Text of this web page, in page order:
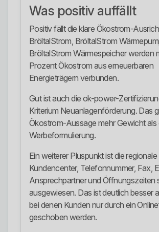
Was positiv auffällt
Positiv fällt die klare Ökostrom-
BröltalStrom, BröltalStrom
BröltalStrom Wärmespeicher werden
Prozent Ökostrom aus erneuerbaren
Energieträgern verbunden.
Gut ist auch die ok-power-
Kriterium Neuanlagenförderung. Das
Ökostrom-Aussage mehr Gewicht als
Werbeformulierung.
Ein weiterer Pluspunkt ist die
Kundencenter, Telefonnummer, Fax,
Ansprechpartner und Öffnungszeiten
ausgewiesen. Das ist deutlich besser
bei denen Kunden nur durch ein
geschoben werden.